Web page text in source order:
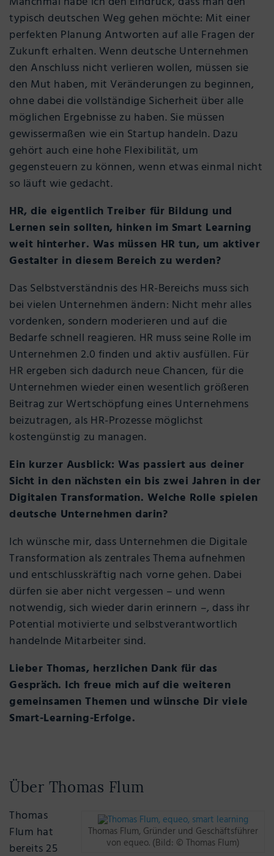
typisch deutschen Weg gehen möchte: Mit einer
perfekten Planung Antworten auf alle Fragen der
Zukunft erhalten. Wenn deutsche Unternehmen
den Anschluss nicht verlieren wollen, müssen sie
den Mut haben, mit Veränderungen zu beginnen,
ohne dabei die vollständige Sicherheit über alle
möglichen Ergebnisse zu haben. Sie müssen
gewissermaßen wie ein Startup handeln. Dazu
gehört auch eine hohe Flexibilität, um
gegensteuern zu können, wenn etwas einmal nicht
so läuft wie gedacht.
HR, die eigentlich Treiber für Bildung und
Lernen sein sollten, hinken im Smart Learning
weit hinterher. Was müssen HR tun, um aktiver
Gestalter in diesem Bereich zu werden?
Das Selbstverständnis des HR-Bereichs muss sich
bei vielen Unternehmen ändern: Nicht mehr alles
vordenken, sondern moderieren und auf die
Bedarfe schnell reagieren. HR muss seine Rolle im
Unternehmen 2.0 finden und aktiv ausfüllen. Für
HR ergeben sich dadurch neue Chancen, für die
Unternehmen wieder einen wesentlich größeren
Beitrag zur Wertschöpfung eines Unternehmens
beizutragen, als HR-Prozesse möglichst
kostengünstig zu managen.
Ein kurzer Ausblick: Was passiert aus deiner
Sicht in den nächsten ein bis zwei Jahren in der
Digitalen Transformation. Welche Rolle spielen
deutsche Unternehmen darin?
Ich wünsche mir, dass Unternehmen die Digitale
Transformation als zentrales Thema aufnehmen
und entschlusskräftig nach vorne gehen. Dabei
dürfen sie aber nicht vergessen – und wenn
notwendig, sich wieder darin erinnern –, dass ihr
Potential motivierte und selbstverantwortlich
handelnde Mitarbeiter sind.
Lieber Thomas, herzlichen Dank für das
Gespräch. Ich freue mich auf die weiteren
gemeinsamen Themen und wünsche Dir viele
Smart-Learning-Erfolge.
Über Thomas Flum
Thomas Flum, Gründer und Geschäftsführer
von equeo. (Bild: © Thomas Flum)
Thomas
Flum hat
bereits 25